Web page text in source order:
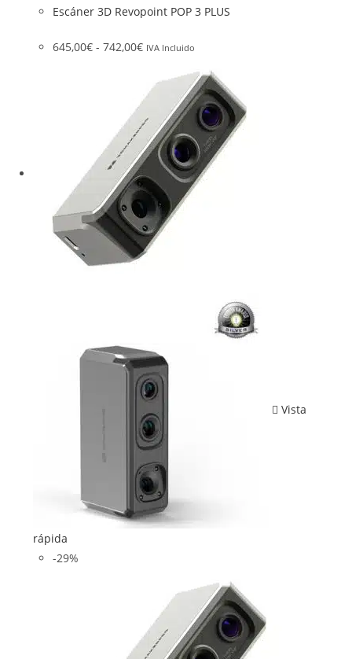
Escáner 3D Revopoint POP 3 PLUS
645,00€ - 742,00€ IVA Incluido
Vista
rápida
-29%